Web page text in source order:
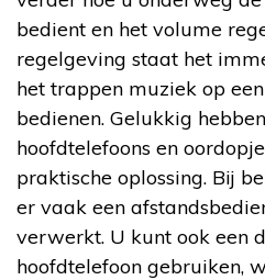
bedient en het volume
regelgeving staat het
het trappen muziek op
bedienen. Gelukkig
hoofdtelefoons en
praktische oplossing. Bij
er vaak een
verwerkt. U kunt ook een
hoofdtelefoon gebruiken,